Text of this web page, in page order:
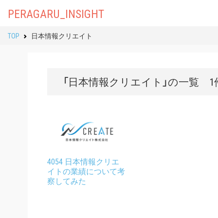
PERAGARU_INSIGHT
TOP 日本情報クリエイト
「日本情報クリエイト」の一覧 1
4054 日本情報クリエ
イトの業績について考
察してみた